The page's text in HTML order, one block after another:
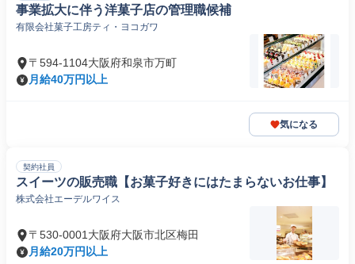
事業拡大に伴う洋菓子店の管理職候補
有限会社菓子工房ティ・ヨコガワ
〒594-1104大阪府和泉市万町
月給40万円以上
気になる
契約社員
スイーツの販売職【お菓子好きにはたまらないお仕事】
株式会社エーデルワイス
〒530-0001大阪府大阪市北区梅田
月給20万円以上